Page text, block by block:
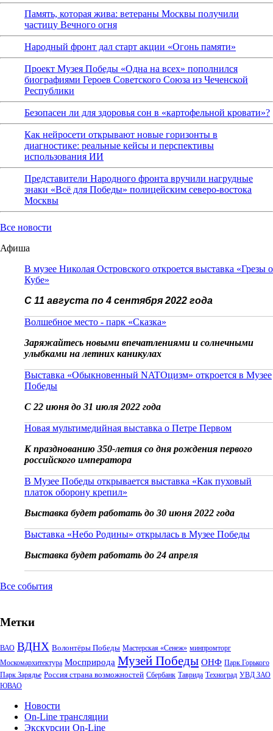
Память, которая жива: ветераны Москвы получили
частицу Вечного огня
Народный фронт дал старт акции «Огонь памяти»
Проект Музея Победы «Одна на всех» пополнился
биографиями Героев Советского Союза из Чеченской
Республики
Безопасен ли для здоровья сон в «картофельной кровати»?
Как нейросети открывают новые горизонты в
диагностике: реальные кейсы и перспективы
использования ИИ
Представители Народного фронта вручили нагрудные
знаки «Всё для Победы» полицейским северо-востока
Москвы
Все новости
Афиша
В музее Николая Островского откроется выставка «Грезы о
Кубе»
С 11 августа по 4 сентября 2022 года
Волшебное место - парк «Сказка»
Заряжайтесь новыми впечатлениями и солнечными
улыбками на летних каникулах
Выставка «Обыкновенный NATOцизм» откроется в Музее
Победы
С 22 июня до 31 июля 2022 года
Новая мультимедийная выставка о Петре Первом
К празднованию 350-летия со дня рождения первого
российского императора
В Музее Победы открывается выставка «Как пуховый
платок оборону крепил»
Выставка будет работать до 30 июня 2022 года
Выставка «Небо Родины» открылась в Музее Победы
Выставка будет работать до 24 апреля
Все события
Метки
ВАО ВДНХ Волонтёры Победы Мастерская «Сенеж» минпромторг
Москомархитектура Мосприрода Музей Победы ОНФ Парк Горького
Парк Зарядье Россия страна возможностей Сбербанк Таврида Техноград УВД ЗАО
ЮВАО
Новости
On-Line трансляции
Экскурсии On-Line